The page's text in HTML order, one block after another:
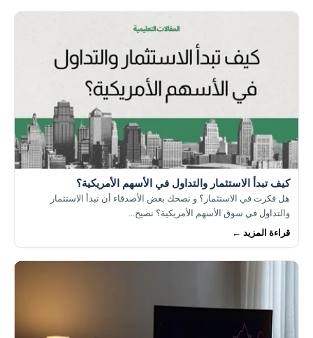
كيف تبدأ الاستثمار والتداول في الأسهم الأمريكية؟
هل فكرت في الاستثمار؟ و نصحك بعض الأصدقاء أن تبدأ الاستثمار
والتداول في سوق الأسهم الأمريكية؟ نصيح...
قراءة المزيد ←